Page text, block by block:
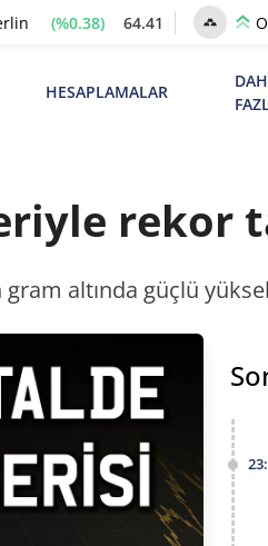
(%0.38) 64.41
HESAPLAMALAR
rekor
gram altında güçlü